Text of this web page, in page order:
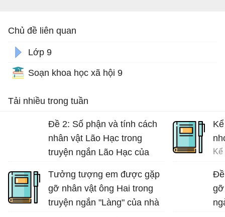
Chủ đề liên quan
Lớp 9
Soạn khoa học xã hội 9
Tải nhiều trong tuần
Đề 2: Số phận và tính cách
nhân vật Lão Hạc trong
truyện ngắn Lão Hạc của
Tưởng tượng em được gặp
gỡ nhân vật ông Hai trong
truyện ngắn "Làng" của nhà
Đề
gỡ